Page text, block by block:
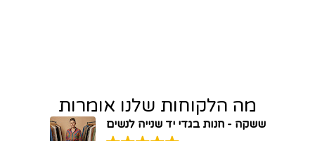
מה הלקוחות שלנו אומרות
ששקה - חנות בגדי יד שנייה לנשים